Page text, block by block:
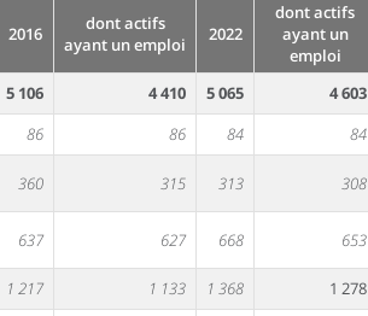
2016
dont actifs
ayant un emploi
2022
dont actifs
ayant un
emploi
5 106 4 410 5 065
4 603
86 86 84
84
360 315 313 308
637 627 668 653
1 217 1 133 1 368
1 278